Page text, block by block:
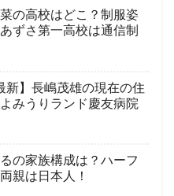
の高校はどこ？制服姿
ずさ第一高校は通信制
新】長嶋茂雄の現在の住
みうりランド慶友病院
の家族構成は？ハーフ
親は日本人！